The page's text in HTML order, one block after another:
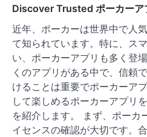
Discover Trusted ポーカー
近年、ポーカーは世界中で人
て知られています。特に、ス
い、ポーカーアプリも多く登
くのアプリがある中で、信頼
けることは重要でポーカーア
して楽しめるポーカーアプリ
を紹介します。 まず、ポーカ
イセンスの確認が大切です。